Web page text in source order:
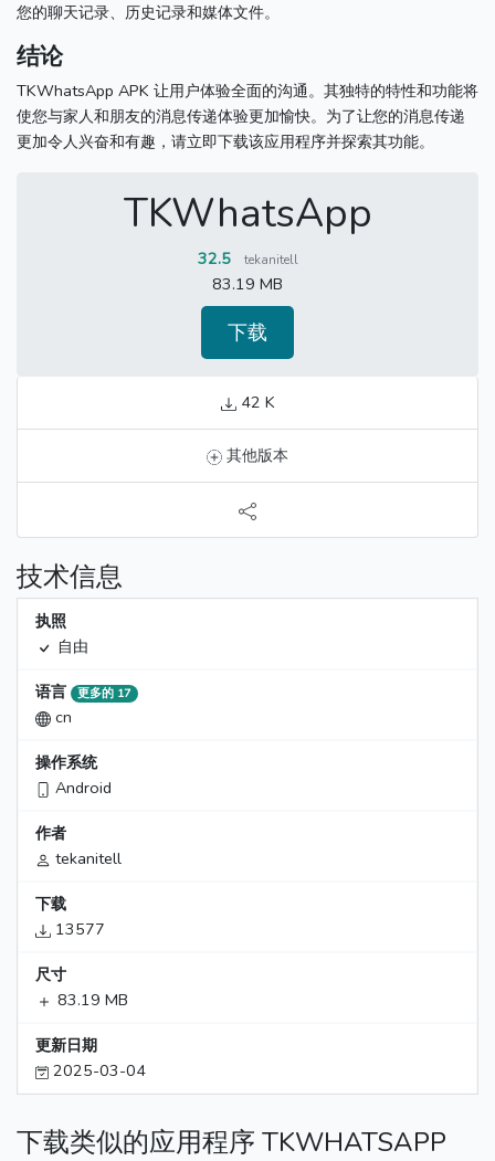
您的聊天记录、历史记录和媒体文件。
结论
TKWhatsApp APK 让用户体验全面的沟通。 其独特的特性和功能将
使您与家人和朋友的消息传递体验更加愉快。 为了让您的消息传递
更加令人兴奋和有趣，请立即下载该应用程序并探索其功能。
TKWhatsApp
32.5 tekanitell
83.19 MB
下载
42 K
其他版本
技术信息
执照
自由
语言 更多的 17
cn
操作系统
Android
作者
tekanitell
下载
13577
尺寸
83.19 MB
更新日期
2025-03-04
下载类似的应用程序 TKWHATSAPP